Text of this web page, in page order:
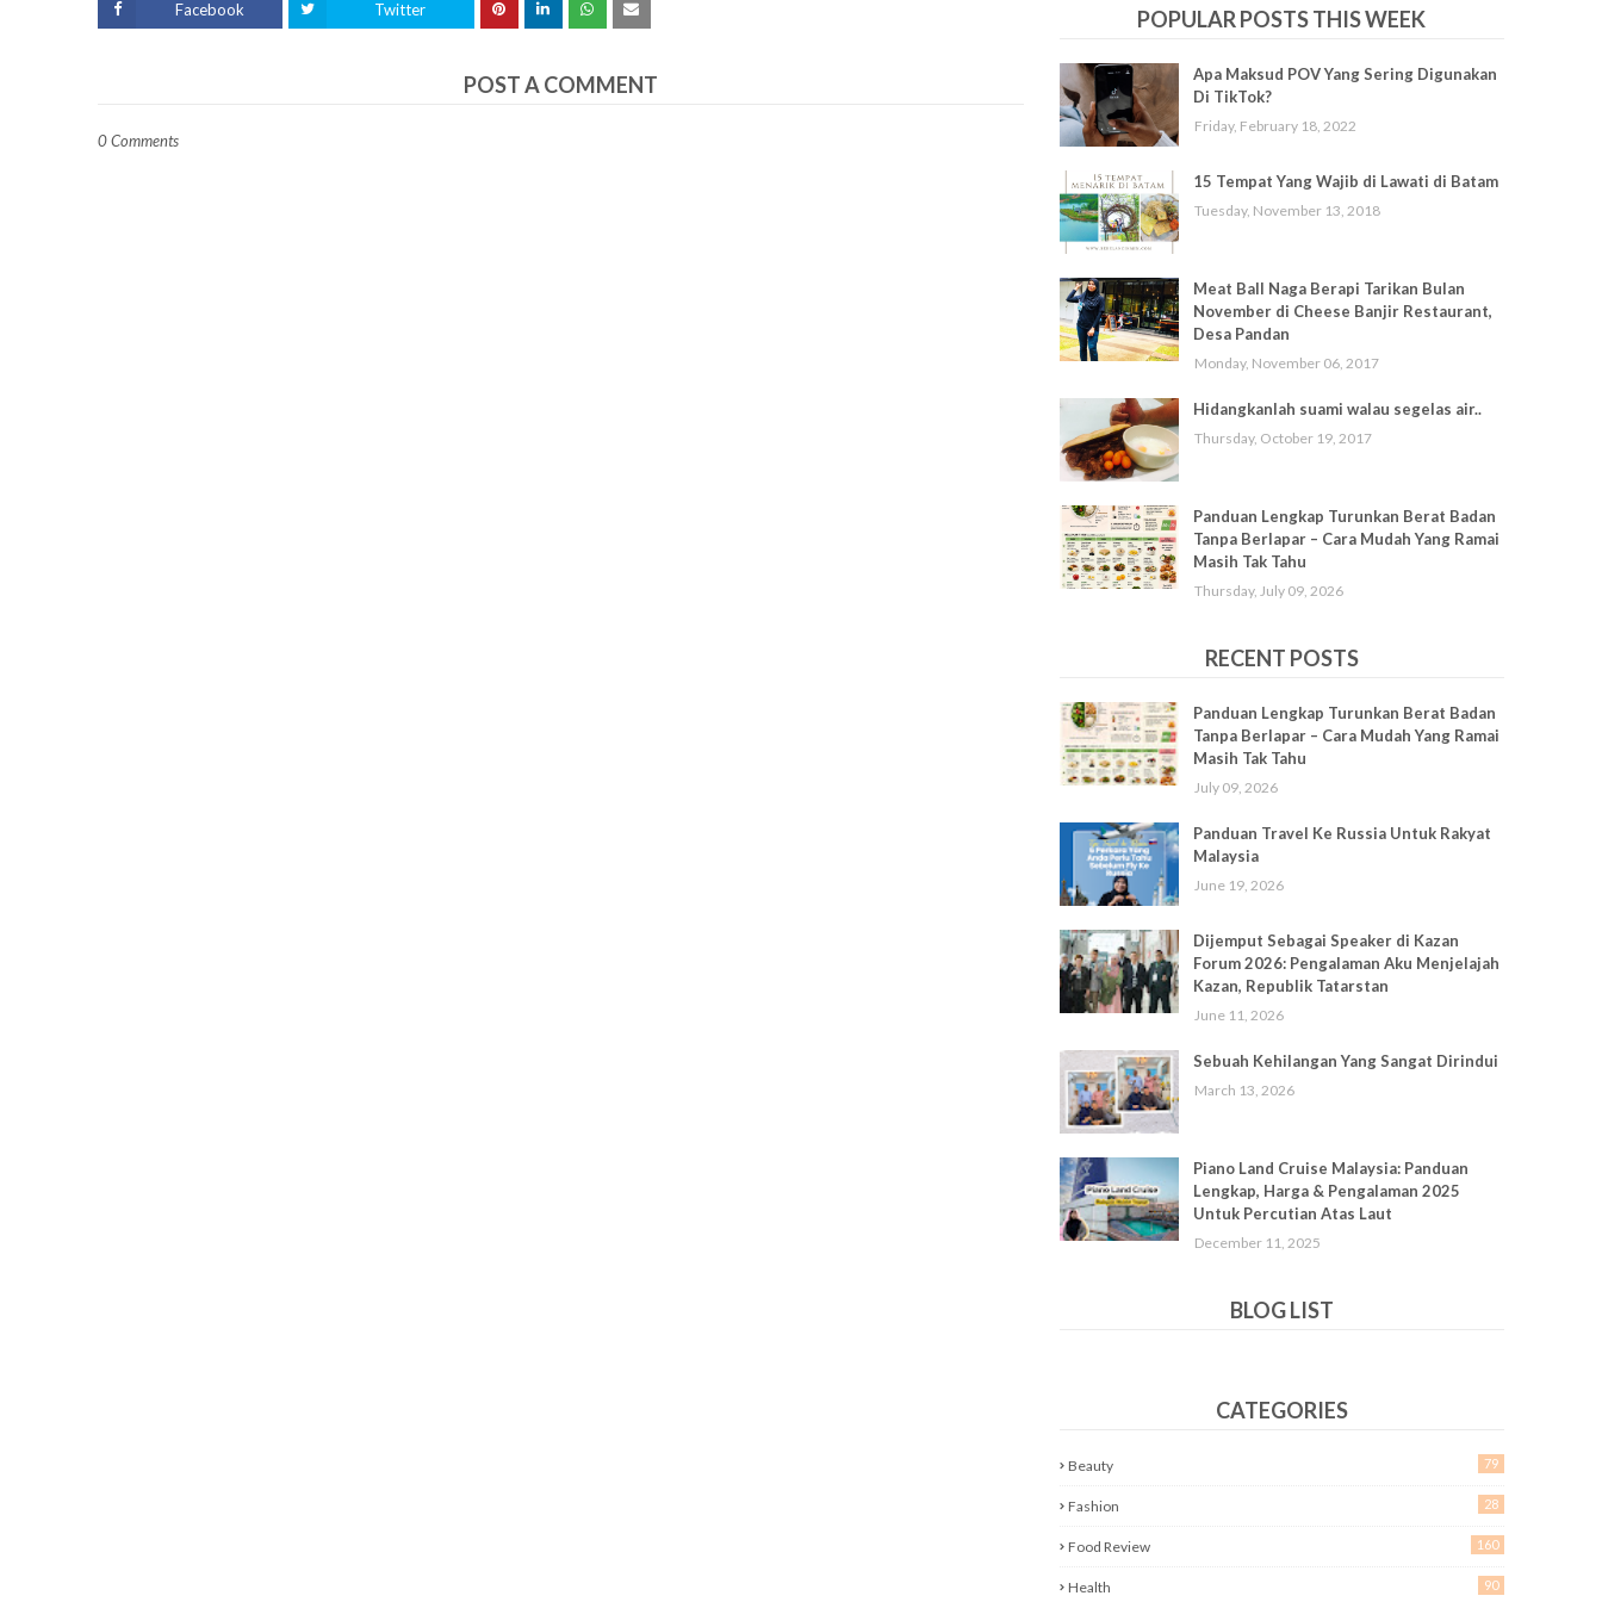
Facebook Twitter
POST A COMMENT
0 Comments
POPULAR POSTS THIS WEEK
Apa Maksud POV Yang Sering Digunakan
Di TikTok?
Friday, February 18, 2022
15 Tempat Yang Wajib di Lawati di Batam
Tuesday, November 13, 2018
Meat Ball Naga Berapi Tarikan Bulan
November di Cheese Banjir Restaurant,
Desa Pandan
Monday, November 06, 2017
Hidangkanlah suami walau segelas air..
Thursday, October 19, 2017
Panduan Lengkap Turunkan Berat Badan
Tanpa Berlapar – Cara Mudah Yang Ramai
Masih Tak Tahu
Thursday, July 09, 2026
RECENT POSTS
Panduan Lengkap Turunkan Berat Badan
Tanpa Berlapar – Cara Mudah Yang Ramai
Masih Tak Tahu
July 09, 2026
Panduan Travel Ke Russia Untuk Rakyat
Malaysia
June 19, 2026
Dijemput Sebagai Speaker di Kazan
Forum 2026: Pengalaman Aku Menjelajah
Kazan, Republik Tatarstan
June 11, 2026
Sebuah Kehilangan Yang Sangat Dirindui
March 13, 2026
Piano Land Cruise Malaysia: Panduan
Lengkap, Harga & Pengalaman 2025
Untuk Percutian Atas Laut
December 11, 2025
BLOG LIST
CATEGORIES
Beauty 79
Fashion 28
Food Review 160
Health 90